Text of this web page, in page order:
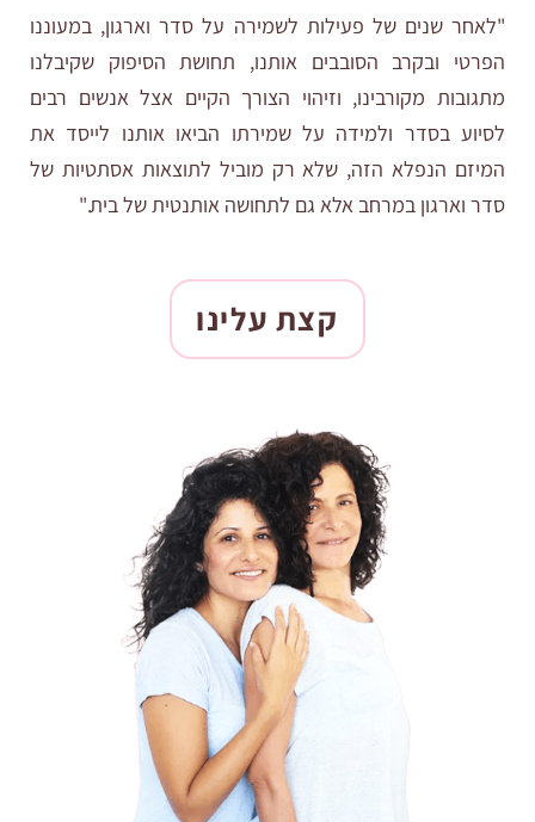
"לאחר שנים של פעילות לשמירה על סדר וארגון, במעוננו
הפרטי ובקרב הסובבים אותנו, תחושת הסיפוק שקיבלנו
מתגובות מקורבינו, וזיהוי הצורך הקיים אצל אנשים רבים
לסיוע בסדר ולמידה על שמירתו הביאו אותנו לייסד את
המיזם הנפלא הזה, שלא רק מוביל לתוצאות אסתטיות של
סדר וארגון במרחב אלא גם לתחושה אותנטית של בית."
קצת עלינו